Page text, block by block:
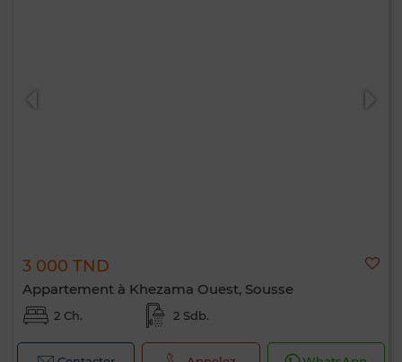
3 000 TND
Appartement à Khezama Ouest, Sousse
2 Ch. 2 Sdb.